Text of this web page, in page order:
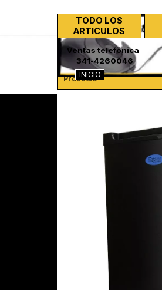
Ventas telefónica
341-4260046
TODO LOS
ARTICULOS
INICIO